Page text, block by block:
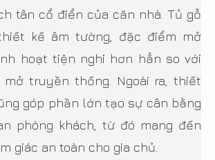
tân cổ điển của căn nhà. Tủ gỗ
kế âm tường, đặc điểm mở
hoạt tiện nghi hơn hẳn so với
truyền thống. Ngoài ra, thiết
góp phần lớn tạo sự cân bằng
phòng khách, từ đó mang đến
giác an toàn cho gia chủ.